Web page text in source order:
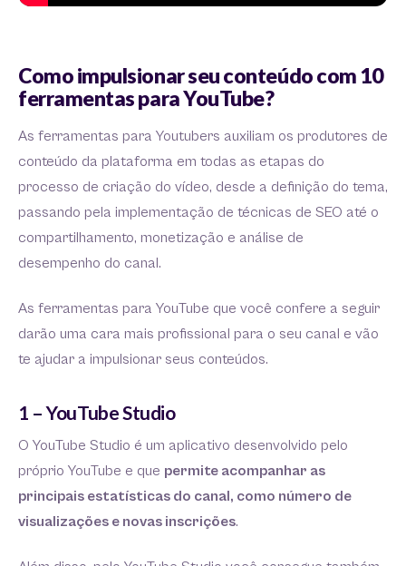
Como impulsionar seu conteúdo com 10
ferramentas para YouTube?
As ferramentas para Youtubers auxiliam os produtores de
conteúdo da plataforma em todas as etapas do
processo de criação do vídeo, desde a definição do tema,
passando pela implementação de técnicas de SEO até o
compartilhamento, monetização e análise de
desempenho do canal.
As ferramentas para YouTube que você confere a seguir
darão uma cara mais profissional para o seu canal e vão
te ajudar a impulsionar seus conteúdos.
1 – YouTube Studio
O YouTube Studio é um aplicativo desenvolvido pelo
próprio YouTube e que permite acompanhar as
principais estatísticas do canal, como número de
visualizações e novas inscrições.